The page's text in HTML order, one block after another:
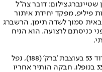
דובר צה"ל
יוחאי גור הרשברג, בן 52 מחוות פיליפ, מפקד יחידת איתור
דרכים צבאית סמוך לשדה תימן. הרשברג
כניסתם לרצועה. הוא הניח
סא"ל סלמאן חבקה מיאנוח-ג'ת, מפקד גדוד 53 בעוצבת 'ברק' (188), נפל
בקרב עם מחבלים בצפון רצועת עזה, בן 33 בנופלו. חבקה הותיר אחריו